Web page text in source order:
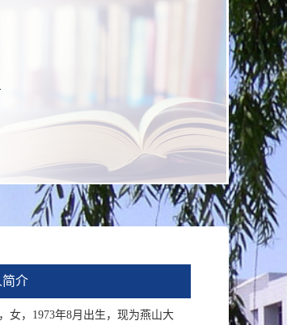
介
女，1973年8月出生，现为燕山大